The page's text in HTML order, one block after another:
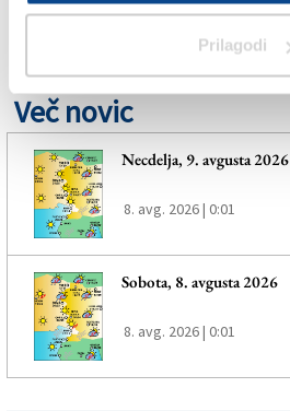
Prilagodi
Več novic
Necdelja, 9. avgusta 2026
8. avg. 2026 | 0:01
Sobota, 8. avgusta 2026
8. avg. 2026 | 0:01